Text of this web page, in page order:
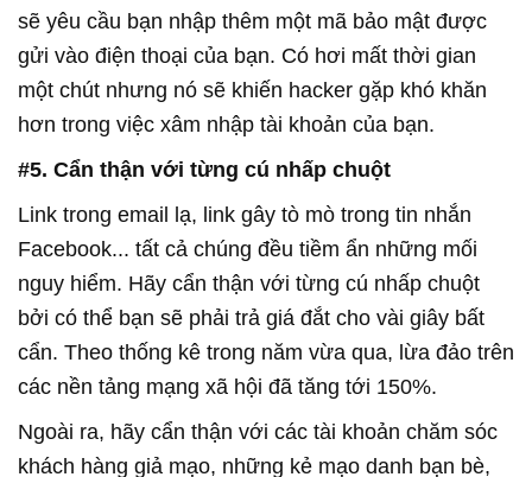
sẽ yêu cầu bạn nhập thêm một mã bảo mật được
gửi vào điện thoại của bạn. Có hơi mất thời gian
một chút nhưng nó sẽ khiến hacker gặp khó khăn
hơn trong việc xâm nhập tài khoản của bạn.
#5. Cẩn thận với từng cú nhấp chuột
Link trong email lạ, link gây tò mò trong tin nhắn
Facebook... tất cả chúng đều tiềm ẩn những mối
nguy hiểm. Hãy cẩn thận với từng cú nhấp chuột
bởi có thể bạn sẽ phải trả giá đắt cho vài giây bất
cẩn. Theo thống kê trong năm vừa qua, lừa đảo trên
các nền tảng mạng xã hội đã tăng tới 150%.
Ngoài ra, hãy cẩn thận với các tài khoản chăm sóc
khách hàng giả mạo, những kẻ mạo danh bạn bè,